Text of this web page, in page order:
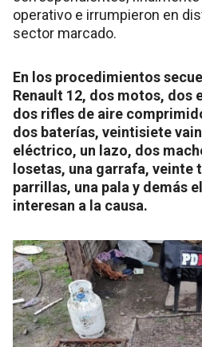
operativo e irrumpieron en
sector marcado.
En los procedimientos
Renault 12, dos motos, dos
dos rifles de aire
dos baterías, veintisiete
eléctrico, un lazo, dos
losetas, una garrafa, veinte
parrillas, una pala y demás
interesan a la causa.